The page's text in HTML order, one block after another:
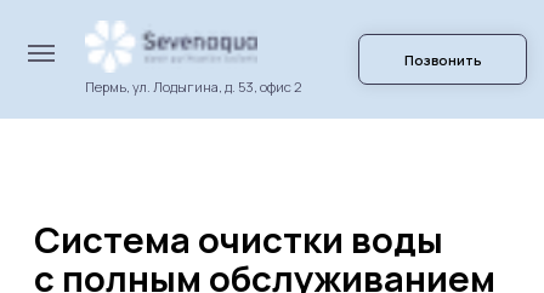
Пермь, ул. Лодыгина, д. 53, офис 2
Полное обслуживание включено
в стоимость